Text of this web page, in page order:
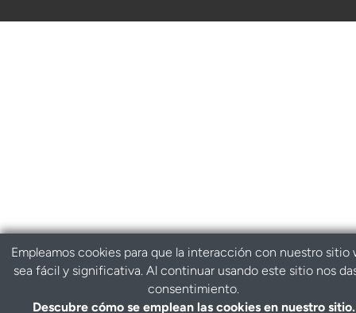
Empleamos cookies para que la interacción con nuestro sitio
sea fácil y significativa. Al continuar usando este sitio nos
consentimiento.
Descubre cómo se emplean las cookies en nuestro sitio.